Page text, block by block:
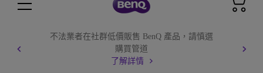
不法業者在社群低價販售 BenQ 產品，請慎選
購買管道
了解詳情